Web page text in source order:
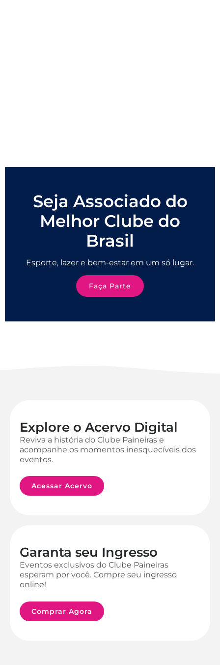
Seja Associado do
Melhor Clube do
Brasil
Esporte, lazer e bem-estar em um só lugar.
Faça Parte
Explore o Acervo Digital
Reviva a história do Clube Paineiras e
acompanhe os momentos inesquecíveis dos
eventos.
Acessar Acervo
Garanta seu Ingresso
Eventos exclusivos do Clube Paineiras
esperam por você. Compre seu ingresso
online!
Comprar Agora